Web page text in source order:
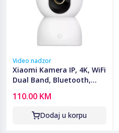
Video nadzor
Xiaomi Kamera IP, 4K, WiFi
Dual Band, Bluetooth,
Smart Camera C701
110.00 KM
Dodaj u korpu